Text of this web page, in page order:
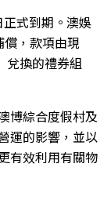
式到期。澳娛
，款項由現
兌換的禮券組
博綜合度假村及
運的影響，並以
有效利用有關物